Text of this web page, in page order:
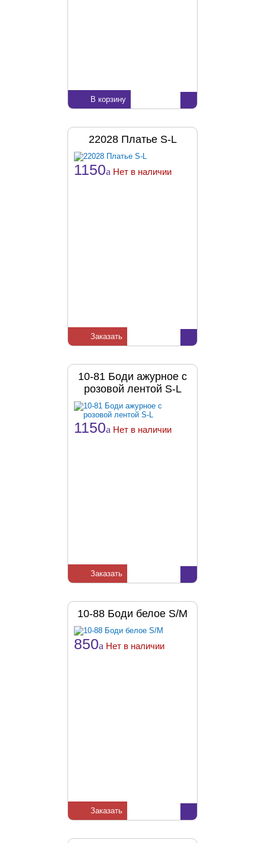
В корзину
22028 Платье S-L
1150a Нет в наличии
Заказать
10-81 Боди ажурное с
розовой лентой S-L
1150a Нет в наличии
Заказать
10-88 Боди белое S/M
850a Нет в наличии
Заказать